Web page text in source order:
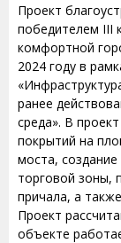
Проект
победителем III
комфортной
2024 году в
ранее
среда». В
покрытий на
моста,
торговой зоны,
причала, а
Проект
объекте